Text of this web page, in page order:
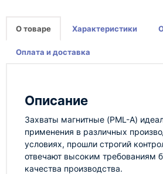
О товаре Характеристики
Оплата и доставка
Описание
Захваты магнитные (PML-A)
применения в различных
условиях, прошли строгий
отвечают высоким требованиям
качества производства.